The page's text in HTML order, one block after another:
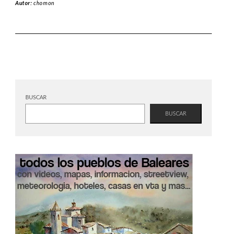
Autor:chomon
BUSCAR
BUSCAR